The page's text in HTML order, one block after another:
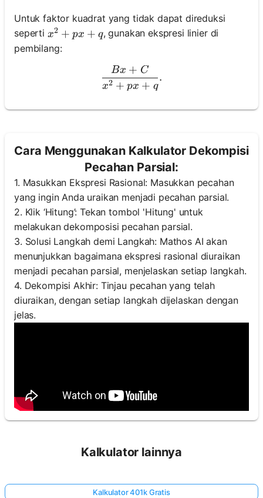
Untuk faktor kuadrat yang tidak dapat direduksi
seperti x^2+p x+q
x2 + px + q, gunakan ekspresi linier di
pembilang:
\frac{B x+C}{x^2+p
x2 + px + q
Bx + C
.
Cara Menggunakan Kalkulator Dekompisi
Pecahan Parsial:
1. Masukkan Ekspresi Rasional: Masukkan pecahan
yang ingin Anda uraikan menjadi pecahan parsial.
2. Klik ‘Hitung’: Tekan tombol 'Hitung' untuk
melakukan dekomposisi pecahan parsial.
3. Solusi Langkah demi Langkah: Mathos AI akan
menunjukkan bagaimana ekspresi rasional diuraikan
menjadi pecahan parsial, menjelaskan setiap langkah.
4. Dekompisi Akhir: Tinjau pecahan yang telah
diuraikan, dengan setiap langkah dijelaskan dengan
jelas.
Kalkulator lainnya
Kalkulator 401k Gratis